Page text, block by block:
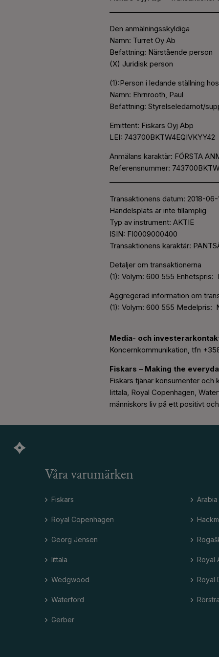
Den anmälningsskyldiga
Namn: Turret Oy Ab
Befattning: Närstående person
(X) Juridisk person
(1):Person i ledande ställning
Namn: Ehrnrooth, Paul
Befattning: Styrelseledamot/
Emittent: Fiskars Oyj Abp
LEI: 743700BKTW4EQIVKYY42
Anmälans karaktär: FÖRSTA
Referensnummer:
Transaktionens datum: 2018-06-
Handelsplats är inte tillämplig
Typ av instrument: AKTIE
ISIN: FI0009000400
Transaktionens karaktär:
Detaljer om transaktionerna
(1): Volym: 600 555 Enhetspris:
Aggregerad information om
(1): Volym: 600 555 Medelpris:
Media- och
Koncernkommunikation, tfn
Fiskars – Making the
Fiskars tjänar konsumenter och
Iittala, Royal Copenhagen,
människors liv på ett positivt
Våra varumärken
Fiskars
Royal Copenhagen
Georg Jensen
Iittala
Wedgwood
Waterford
Gerber
Arabia
Royal
Royal